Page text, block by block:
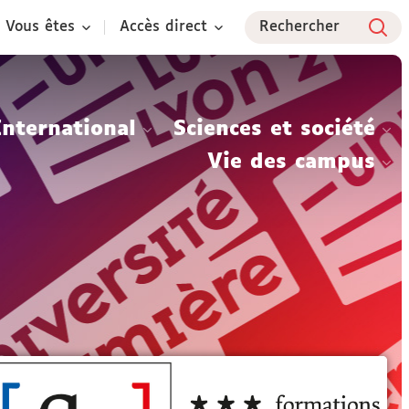
Vous êtes Accès direct Rechercher
Sciences et société
Vie des campus